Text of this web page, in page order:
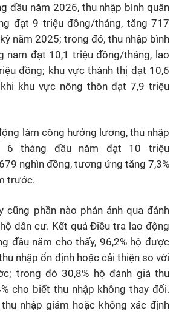
đầu năm 2026, thu nhập bình quân
đạt 9 triệu đồng/tháng, tăng 717
năm 2025; trong đó, thu nhập bình
nam đạt 10,1 triệu đồng/tháng, lao
đồng; khu vực thành thị đạt 10,6
khu vực nông thôn đạt 7,9 triệu
làm công hưởng lương, thu nhập
6 tháng đầu năm đạt 10 triệu
nghìn đồng, tương ứng tăng 7,3%
trước.
cũng phần nào phản ánh qua đánh
dân cư. Kết quả Điều tra lao động
đầu năm cho thấy, 96,2% hộ được
nhập ổn định hoặc cải thiện so với
trong đó 30,8% hộ đánh giá thu
cho biết thu nhập không thay đổi.
nhập giảm hoặc không xác định